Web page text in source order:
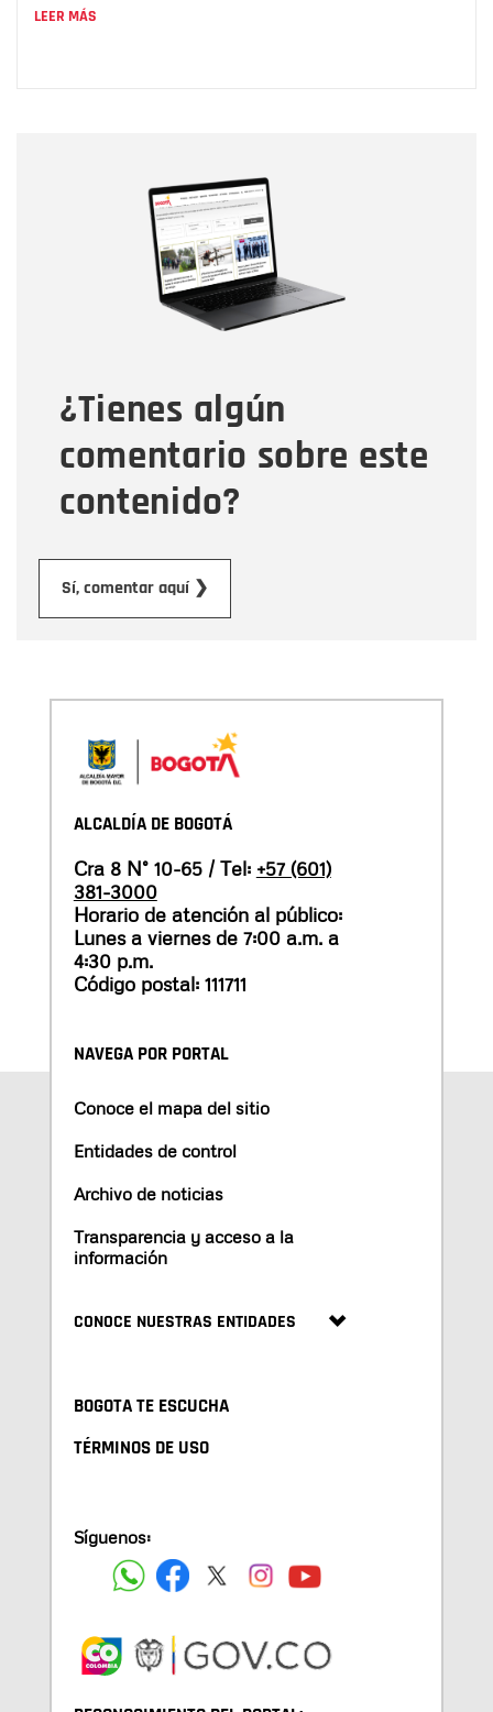
LEER MÁS
¿Tienes algún
comentario sobre este
contenido?
Sí, comentar aquí ❯
Correo electrónico
Tipo de comentario
Mensaje
ALCALDÍA DE BOGOTÁ
Cra 8 N° 10-65 / Tel: +57 (601)
381-3000
Horario de atención al público:
Lunes a viernes de 7:00 a.m. a
4:30 p.m.
Código postal: 111711
NAVEGA POR PORTAL
Conoce el mapa del sitio
Entidades de control
Archivo de noticias
Transparencia y acceso a la
información
CONOCE NUESTRAS ENTIDADES
BOGOTA TE ESCUCHA
TÉRMINOS DE USO
Síguenos: